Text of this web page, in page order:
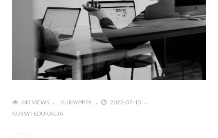
443 VIEWS KURSYPP.PL
2022-07-13
KURSY I EDUKACJA